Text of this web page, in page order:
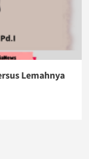
Lemahnya